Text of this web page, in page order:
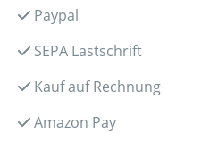
Paypal
SEPA Lastschrift
Kauf auf Rechnung
Amazon Pay